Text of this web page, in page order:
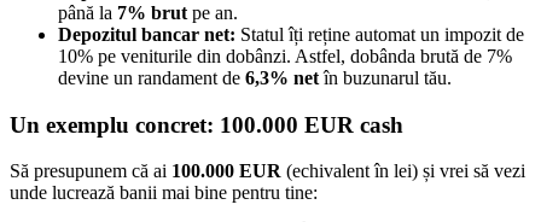
până la 7% brut pe an.
Depozitul bancar net: Statul îți reține automat un impozit de
10% pe veniturile din dobânzi. Astfel, dobânda brută de 7%
devine un randament de 6,3% netîn buzunarul tău.
Un exemplu concret: 100.000 EUR cash
Să presupunem că ai 100.000 EUR (echivalent în lei) și vrei să vezi
unde lucrează banii mai bine pentru tine: